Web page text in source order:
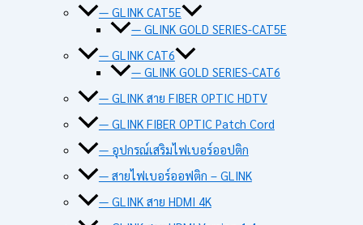
— GLINK CAT5E
— GLINK GOLD SERIES-CAT5E
— GLINK CAT6
— GLINK GOLD SERIES-CAT6
— GLINK สาย FIBER OPTIC HDTV
— GLINK FIBER OPTIC Patch Cord
— อุปกรณ์เสริมไฟเบอร์ออปติก
— สายไฟเบอร์ออฟติก – GLINK
— GLINK สาย HDMI 4K